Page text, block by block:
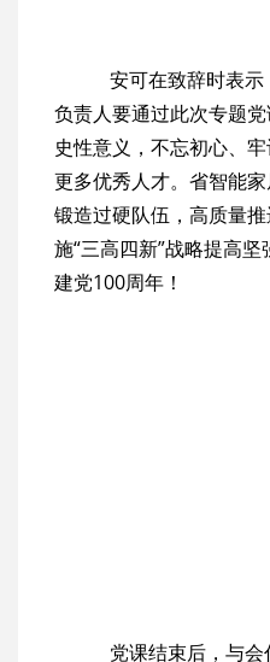
安可在致辞时表示
负责人要通过此次专题
史性意义，不忘初心、
更多优秀人才。省智能
锻造过硬队伍，高质量
施“三高四新”战略提高
建党100周年！
党课结束后，与会